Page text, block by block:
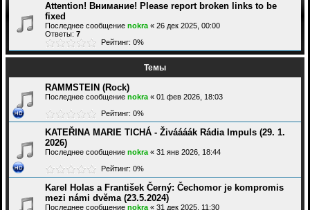
Attention! Внимание! Please report broken links to be
fixed
Последнее сообщение nokra « 26 дек 2025, 00:00
Ответы: 7
Рейтинг: 0%
Темы
RAMMSTEIN (Rock)
Последнее сообщение nokra « 01 фев 2026, 18:03
Рейтинг: 0%
KATEŘINA MARIE TICHÁ - Živáááák Rádia Impuls (29. 1.
2026)
Последнее сообщение nokra « 31 янв 2026, 18:44
Рейтинг: 0%
Karel Holas a František Černý: Čechomor je kompromis
mezi námi dvěma (23.5.2024)
Последнее сообщение nokra « 31 дек 2025, 11:30